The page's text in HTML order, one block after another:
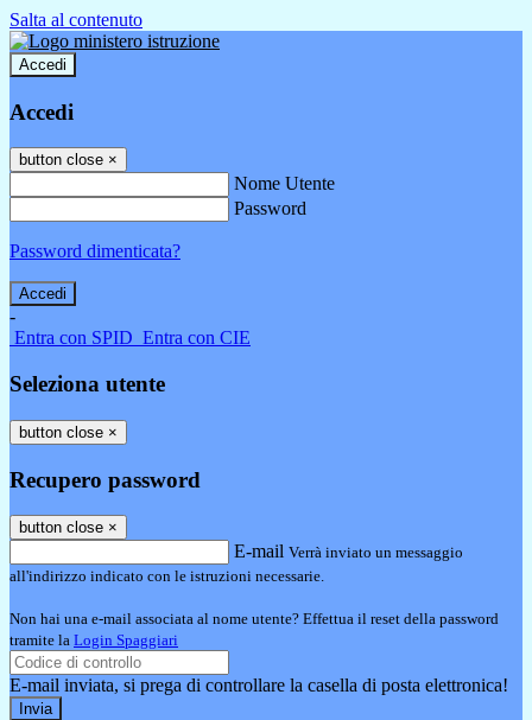
Salta al contenuto
Accedi
Accedi
button close ×
Nome Utente
Password
Password dimenticata?
-
Entra con SPID Entra con CIE
Seleziona utente
button close ×
Recupero password
button close ×
E-mail Verrà inviato un messaggio
all'indirizzo indicato con le istruzioni necessarie.
Non hai una e-mail associata al nome utente? Effettua il reset della password
tramite la Login Spaggiari
E-mail inviata, si prega di controllare la casella di posta elettronica!